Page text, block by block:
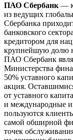
ПАО Сбербанк —
из ведущих
Сбербанка
банковского
кредитором для
крупнейшую долю
ПАО Сбербанк
Министерства
50% уставного
акция.
от уставного
и международные
пользуются
самой обширной
точек